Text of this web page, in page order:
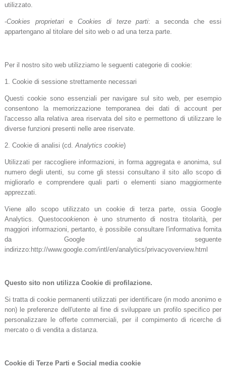
utilizzato.
-Cookies proprietarie Cookies di terze parti: a seconda che essi
appartengano al titolare del sito web o ad una terza parte.
Per il nostro sito web utilizziamo le seguenti categorie di cookie:
1. Cookie di sessione strettamente necessari
Questi cookie sono essenziali per navigare sul sito web, per esempio
consentono la memorizzazione temporanea dei dati di account per
l'accesso alla relativa area riservata del sito e permettono di utilizzare le
diverse funzioni presenti nelle aree riservate.
2. Cookie di analisi (cd. Analytics cookie)
Utilizzati per raccogliere informazioni, in forma aggregata e anonima, sul
numero degli utenti, su come gli stessi consultano il sito allo scopo di
migliorarlo e comprendere quali parti o elementi siano maggiormente
apprezzati.
Viene allo scopo utilizzato un cookie di terza parte, ossia Google
Analytics. Questocookienon è uno strumento di nostra titolarità, per
maggiori informazioni, pertanto, è possibile consultare l'informativa fornita
da Google al seguente
indirizzo:http://www.google.com/intl/en/analytics/privacyoverview.html
Questo sito non utilizza Cookie di profilazione.
Si tratta di cookie permanenti utilizzati per identificare (in modo anonimo e
non) le preferenze dell'utente al fine di sviluppare un profilo specifico per
personalizzare le offerte commerciali, per il compimento di ricerche di
mercato o di vendita a distanza.
Cookie di Terze Parti e Social media cookie